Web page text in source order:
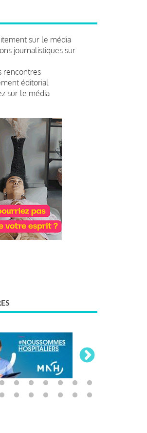
sur le média
journalistiques sur
rencontres
éditorial
sur le média